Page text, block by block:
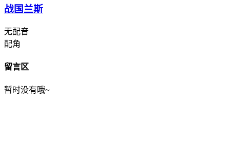
战国兰斯
无配音
配角
留言区
暂时没有哦~